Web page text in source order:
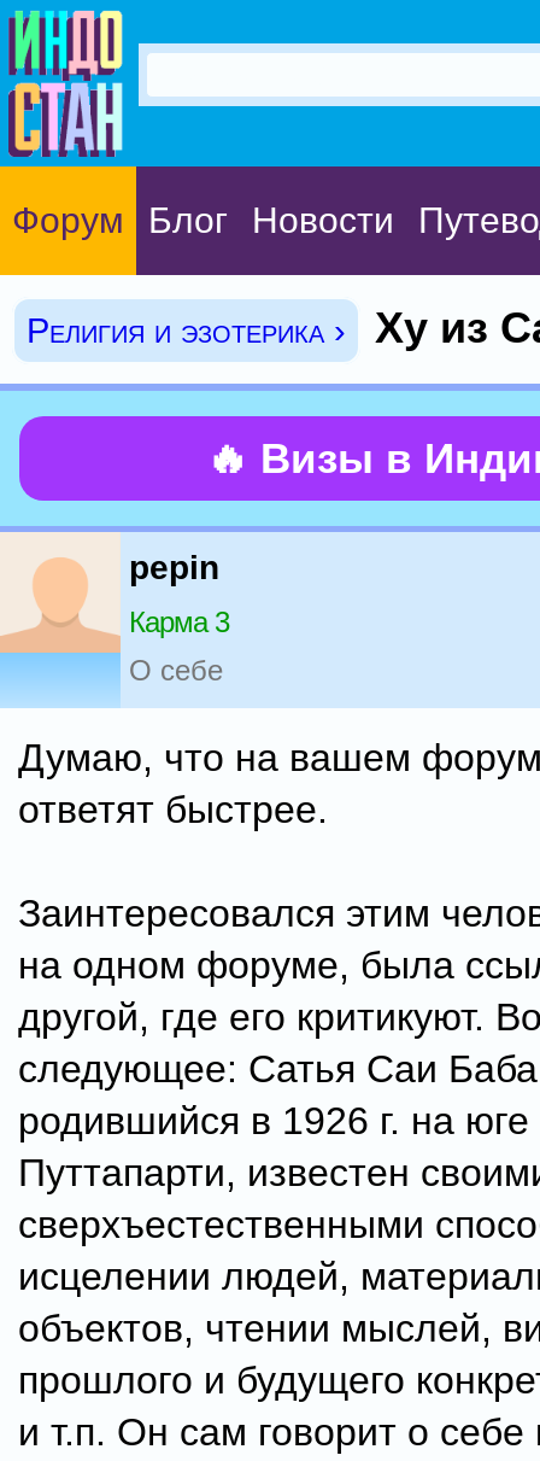
Форум Блог Новости
Религия и эзотерика › Ху из
🔥 Визы в
pepin
Карма 3
О себе
Думаю, что на вашем
ответят быстрее.
Заинтересовался этим
на одном форуме, была
другой, где его критикуют.
следующее: Сатья Саи
родившийся в 1926 г. на
Путтапарти, известен
сверхъестественными
исцелении людей,
объектов, чтении мыслей,
прошлого и будущего
и т.п. Он сам говорит о себе